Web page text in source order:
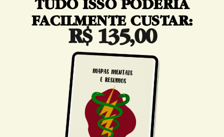
TUDO ISSO PODERIA
FACILMENTE CUSTAR:
R$ 135,00